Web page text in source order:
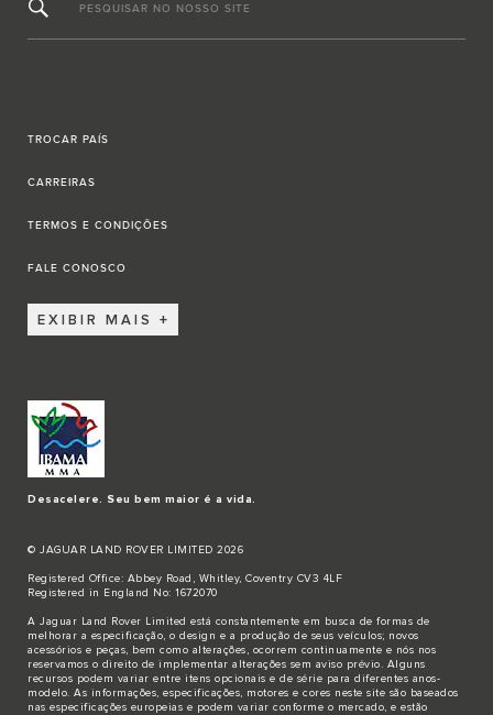
PESQUISAR NO NOSSO SITE
TROCAR PAÍS
CARREIRAS
TERMOS E CONDIÇÕES
FALE CONOSCO
EXIBIR MAIS
Desacelere. Seu bem maior é a vida.
© JAGUAR LAND ROVER LIMITED 2026
Registered Office: Abbey Road, Whitley, Coventry CV3 4LF
Registered in England No: 1672070
A Jaguar Land Rover Limited está constantemente em busca de formas de
melhorar a especificação, o design e a produção de seus veículos; novos
acessórios e peças, bem como alterações, ocorrem continuamente e nós nos
reservamos o direito de implementar alterações sem aviso prévio. Alguns
recursos podem variar entre itens opcionais e de série para diferentes anos-
modelo. As informações, especificações, motores e cores neste site são baseados
nas especificações europeias e podem variar conforme o mercado, e estão